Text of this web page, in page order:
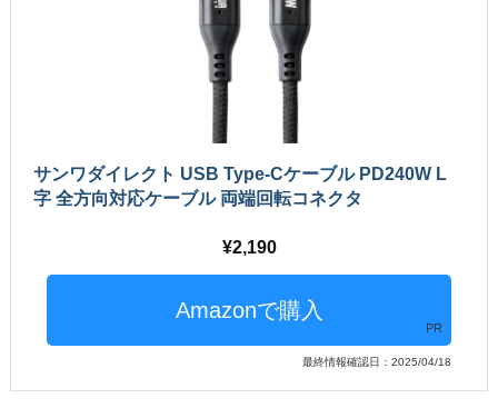
サンワダイレクト USB Type-Cケーブル PD240W L
字 全方向対応ケーブル 両端回転コネクタ
2,190
PR
最終情報確認日：2025/04/18